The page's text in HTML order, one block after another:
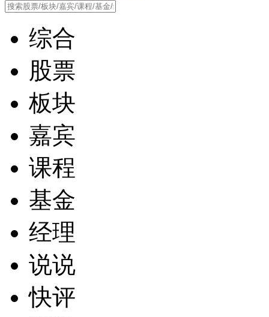
综合
股票
板块
嘉宾
课程
基金
经理
说说
快评